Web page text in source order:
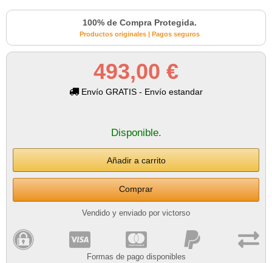
100% de Compra Protegida.
Productos originales | Pagos seguros
493,00 €
Envío GRATIS - Envío estandar
Disponible.
Comprar
Vendido y enviado por victorso
Formas de pago disponibles